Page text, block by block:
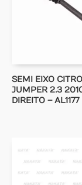
SEMI EIXO
JUMPER 2.3
DIREITO – AL1177